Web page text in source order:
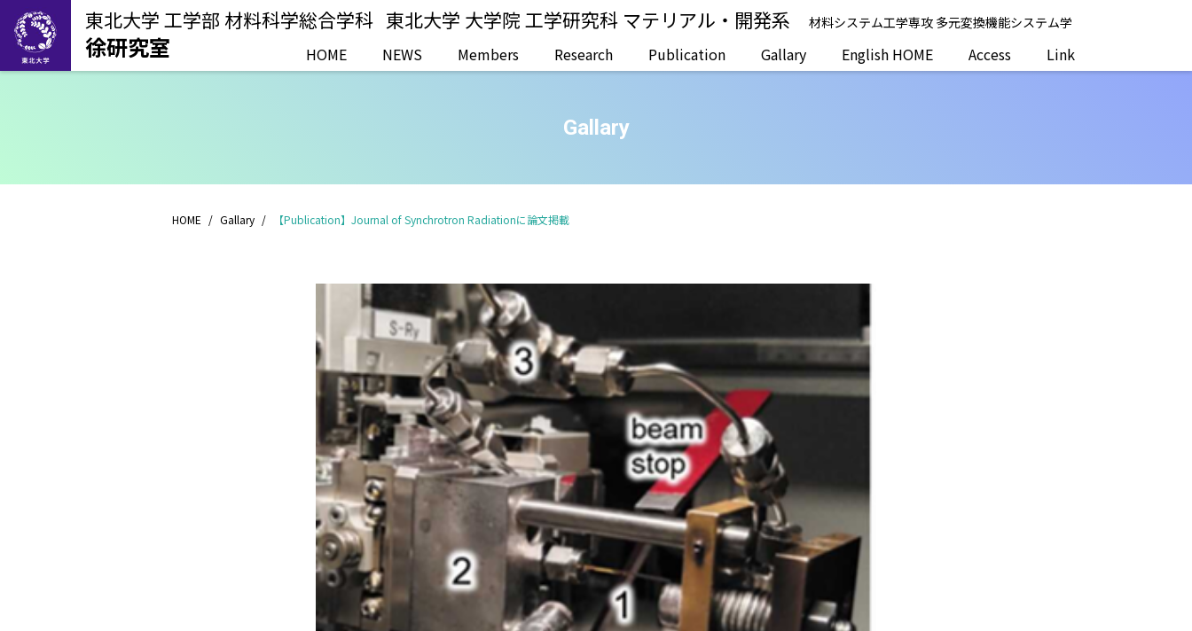
東北大学 工学部 材料科学総合学科 東北大学 大学院 工学研究科 マテリアル・開発系 材料システム工学専攻 多元変換機能システム学
徐研究室 HOME NEWS Members Research Publication Gallary English HOME Access Link
Gallary
HOME Gallary 【Publication】Journal of Synchrotron Radiationに論文掲載